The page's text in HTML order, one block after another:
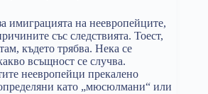
имиграцията на неевропейците,
със следствията. Тоест,
където трябва. Нека се
всъщност се случва.
неевропейци прекалено
като „мюсюлмани“ или